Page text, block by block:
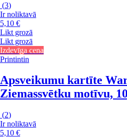
(3)
Ir noliktavā
5,10 €
Likt grozā
Likt grozā
Izdevīga cena
Printintin
Apsveikumu kartīte
Ziemassvētku motīvu,
(2)
Ir noliktavā
5,10 €